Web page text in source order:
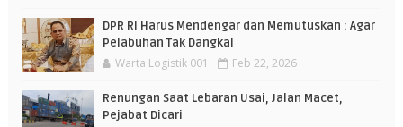
DPR RI Harus Mendengar dan Memutuskan : Agar
Pelabuhan Tak Dangkal
Warta Logistik 001 Feb 22, 2026
Renungan Saat Lebaran Usai, Jalan Macet,
Pejabat Dicari